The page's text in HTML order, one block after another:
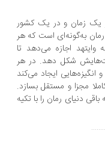
یک زمان و در یک کشور
رمان به‌گونه‌ای است که هر
وایتهد اجازه می‌دهد تا
شکل دهد. در هر
انگیزه‌هایی ایجاد می‌کند
مجزا و مستقل بسازد.
دنیای رمان را با تکیه